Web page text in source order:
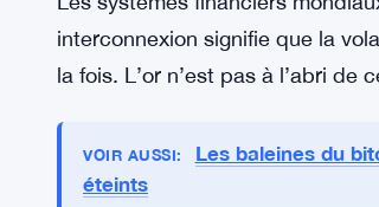
classes d’actifs s’estompent.
plus en plus partie de la même
EN RELATION :
Revue Franck
avec un portefeuille froid